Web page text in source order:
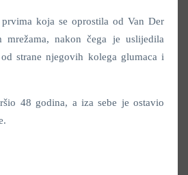
koja se oprostila od Van Der
mrežama, nakon čega je uslijedila
strane njegovih kolega glumaca i
48 godina, a iza sebe je ostavio